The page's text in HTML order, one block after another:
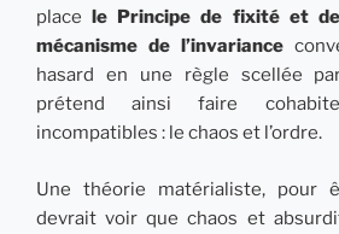
placele Principe de fixité et
mécanisme de l’invariance
hasard en une règle scellée
prétend ainsi faire
incompatibles : le chaos et l’ordre.
Une théorie matérialiste, pour
devrait voir que chaos et